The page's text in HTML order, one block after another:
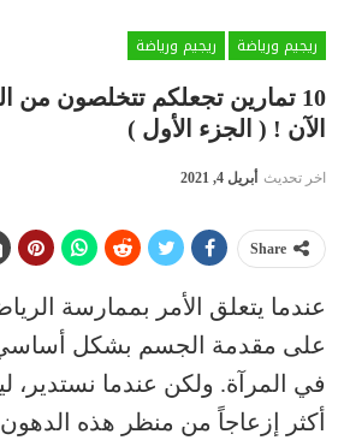
ريجيم ورياضة
ريجيم ورياضة
10 تمارين تجعلكم تتخلصون من
الآن ! ( الجزء الأول )
اخر تحديث أبريل 4, 2021
Share
عندما يتعلق الأمر بممارسة
على مقدمة الجسم بشكل أساسي
في المرآة. ولكن عندما نستدير،
أكثر إزعاجاً من منظر هذه